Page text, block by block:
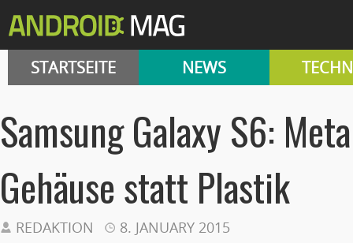
STARTSEITE NEWS
Samsung Galaxy S6:
Gehäuse statt Plastik
REDAKTION 8. JANUARY 2015